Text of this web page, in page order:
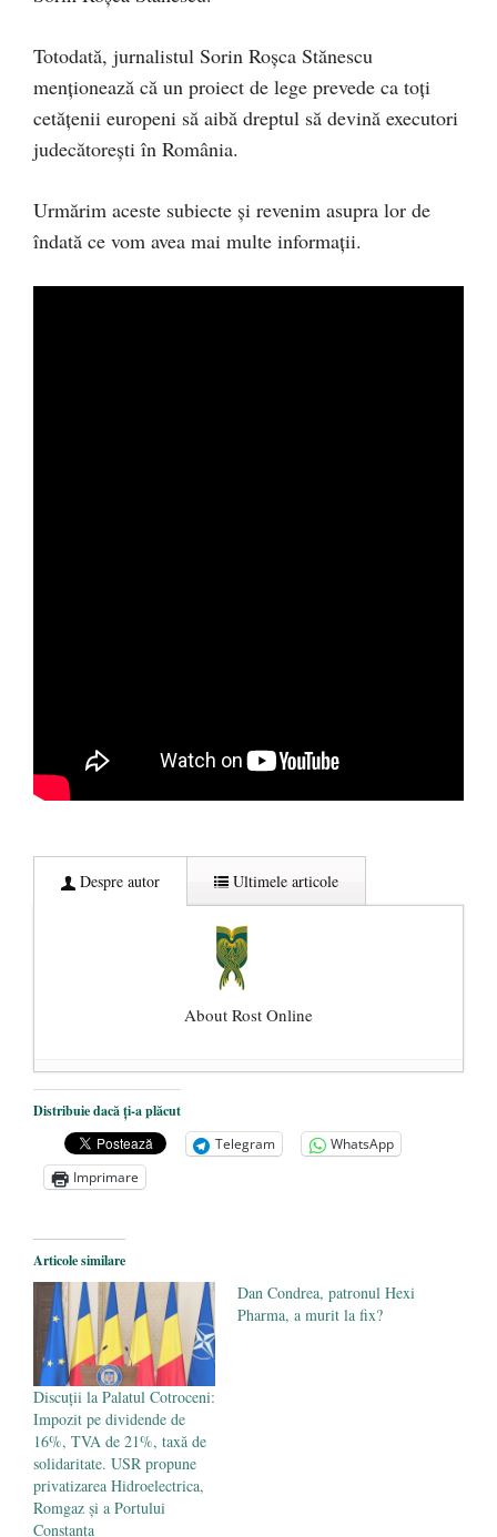
Totodată, jurnalistul Sorin Roșca Stănescu
menționează că un proiect de lege prevede ca toți
cetățenii europeni să aibă dreptul să devină executori
judecătorești în România.
Urmărim aceste subiecte și revenim asupra lor de
îndată ce vom avea mai multe informații.
Despre autor Ultimele articole
About Rost Online
Dezvăluiri cutremurătoare despre
președintele Ucrainei, Volodymyr
Zelensky
- 13 mai 2026
Statul care servește Națiunea
Legea Vexler produce efecte. Bustul
poetului Octavian Goga, înlăturat din Iași
- 16 aprilie 2026
Distribuie dacă ți-a plăcut
Telegram
WhatsApp
Imprimare
Articole similare
Discuții la Palatul Cotroceni:
Impozit pe dividende de
16%, TVA de 21%, taxă de
solidaritate. USR propune
privatizarea Hidroelectrica,
Romgaz și a Portului
Constanța
Dan Condrea, patronul Hexi
Pharma, a murit la fix?